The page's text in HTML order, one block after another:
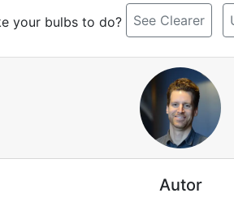
your bulbs to do? See Clearer
Autor